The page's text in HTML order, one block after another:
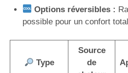
Options réversibles :
possible pour un confort
Type
Source
de